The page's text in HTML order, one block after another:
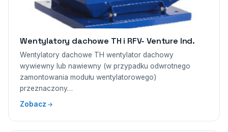
Wentylatory dachowe TH i RFV- Venture Ind.
Wentylatory dachowe TH wentylator dachowy
wywiewny lub nawiewny (w przypadku odwrotnego
zamontowania modułu wentylatorowego)
przeznaczony…
Zobacz